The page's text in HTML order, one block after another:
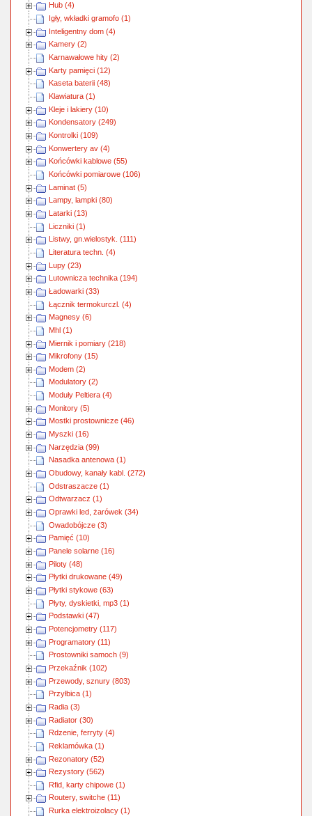
Hub (4)
Igły, wkładki gramofo (1)
Inteligentny dom (4)
Kamery (2)
Karnawałowe hity (2)
Karty pamięci (12)
Kaseta baterii (48)
Klawiatura (1)
Kleje i lakiery (10)
Kondensatory (249)
Kontrolki (109)
Konwertery av (4)
Końcówki kablowe (55)
Końcówki pomiarowe (106)
Laminat (5)
Lampy, lampki (80)
Latarki (13)
Liczniki (1)
Listwy, gn.wielostyk. (111)
Literatura techn. (4)
Lupy (23)
Lutownicza technika (194)
Ładowarki (33)
Łącznik termokurczl. (4)
Magnesy (6)
Mhl (1)
Miernik i pomiary (218)
Mikrofony (15)
Modem (2)
Modulatory (2)
Moduły Peltiera (4)
Monitory (5)
Mostki prostownicze (46)
Myszki (16)
Narzędzia (99)
Nasadka antenowa (1)
Obudowy, kanały kabl. (272)
Odstraszacze (1)
Odtwarzacz (1)
Oprawki led, żarówek (34)
Owadobójcze (3)
Pamięć (10)
Panele solarne (16)
Piloty (48)
Płytki drukowane (49)
Płytki stykowe (63)
Płyty, dyskietki, mp3 (1)
Podstawki (47)
Potencjometry (117)
Programatory (11)
Prostowniki samoch (9)
Przekaźnik (102)
Przewody, sznury (803)
Przyłbica (1)
Radia (3)
Radiator (30)
Rdzenie, ferryty (4)
Reklamówka (1)
Rezonatory (52)
Rezystory (562)
Rfid, karty chipowe (1)
Routery, switche (11)
Rurka elektroizolacy (1)